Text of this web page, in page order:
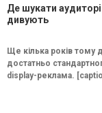
Де шукати
дивують
Ще кілька років тому
достатньо
display-реклама.